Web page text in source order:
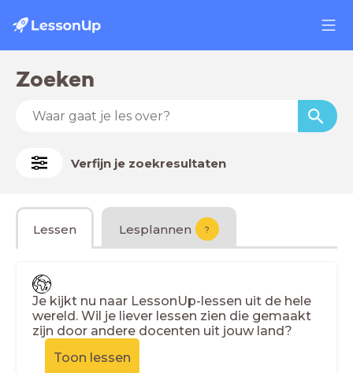
Zoeken
Verfijn je zoekresultaten
Lessen Lesplannen ?
Je kijkt nu naar LessonUp-lessen uit de hele
wereld. Wil je liever lessen zien die gemaakt
zijn door andere docenten uit jouw land?
Toon lessen